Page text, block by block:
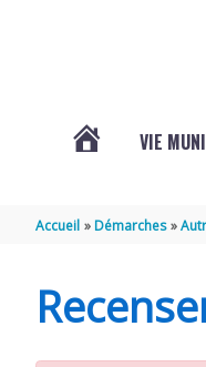
THÉNAC
VIE
Accueil Démarches